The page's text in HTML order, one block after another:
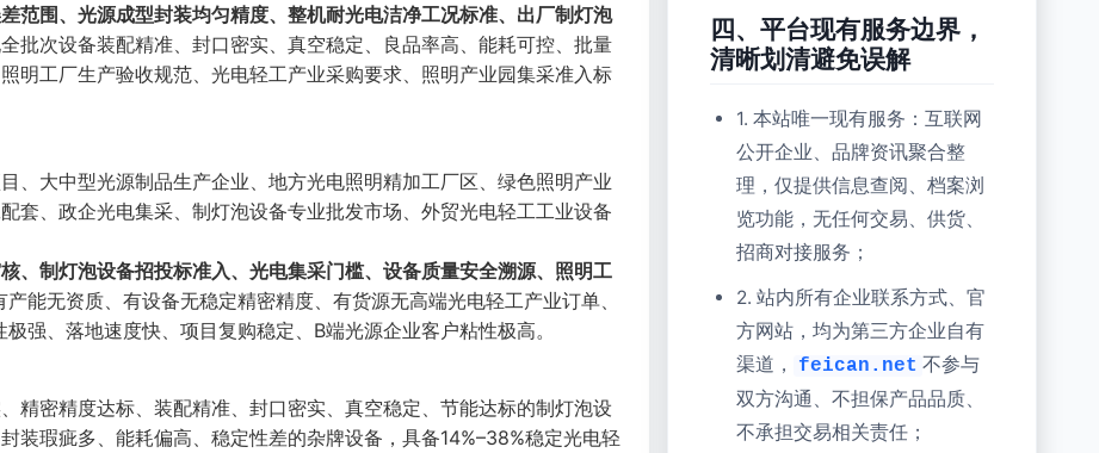
范围、光源成型封装均匀精度、整机耐光电洁净工况标准、出厂制灯泡
全批次设备装配精准、封口密实、真空稳定、良品率高、能耗可控、批量
明工厂生产验收规范、光电轻工产业采购要求、照明产业园集采准入标
、大中型光源制品生产企业、地方光电照明精加工厂区、绿色照明产业
套、政企光电集采、制灯泡设备专业批发市场、外贸光电轻工工业设备
、制灯泡设备招投标准入、光电集采门槛、设备质量安全溯源、照明工
产能无资质、有设备无稳定精密精度、有货源无高端光电轻工产业订单、
强、落地速度快、项目复购稳定、B端光源企业客户粘性极高。
精密精度达标、装配精准、封口密实、真空稳定、节能达标的制灯泡设
装瑕疵多、能耗偏高、稳定性差的杂牌设备，具备14%–38%稳定光电轻
四、平台现有服务边界，
清晰划清避免误解
1. 本站唯一现有服务：互联网
公开企业、品牌资讯聚合整
理，仅提供信息查阅、档案浏
览功能，无任何交易、供货、
招商对接服务；
2. 站内所有企业联系方式、官
方网站，均为第三方企业自有
渠道，
feican.net 不参与
双方沟通、不担保产品品质、
不承担交易相关责任；